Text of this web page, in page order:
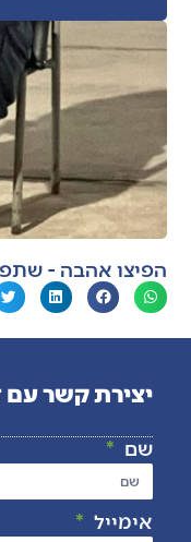
הפיצו אהבה -
יצירת קשר עם
שם
אימייל